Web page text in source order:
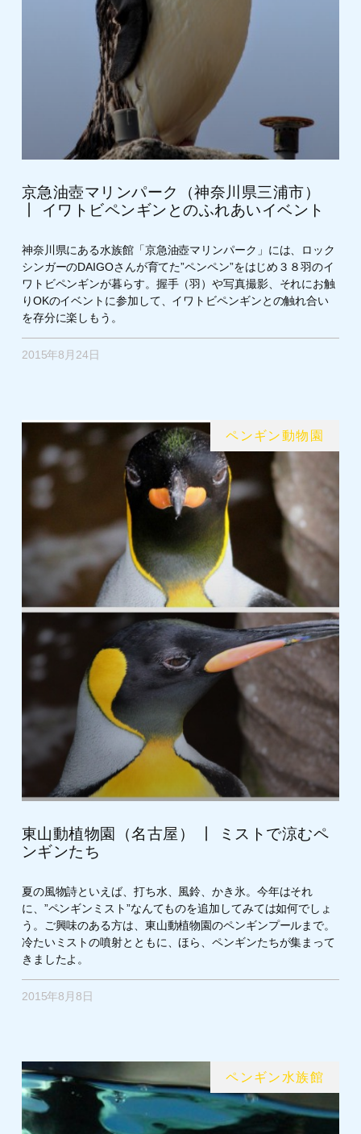
京急油壺マリンパーク（神奈川県三浦市）
丨 イワトビペンギンとのふれあいイベント
神奈川県にある水族館「京急油壺マリンパーク」には、ロック
シンガーのDAIGOさんが育てた”ペンペン”をはじめ３８羽のイ
ワトビペンギンが暮らす。握手（羽）や写真撮影、それにお触
りOKのイベントに参加して、イワトビペンギンとの触れ合い
を存分に楽しもう。
2015年8月24日
ペンギン動物園
東山動植物園（名古屋） 丨 ミストで涼むペ
ンギンたち
夏の風物詩といえば、打ち水、風鈴、かき氷。今年はそれ
に、”ペンギンミスト”なんてものを追加してみては如何でしょ
う。ご興味のある方は、東山動植物園のペンギンプールまで。
冷たいミストの噴射とともに、ほら、ペンギンたちが集まって
きましたよ。
2015年8月8日
ペンギン水族館